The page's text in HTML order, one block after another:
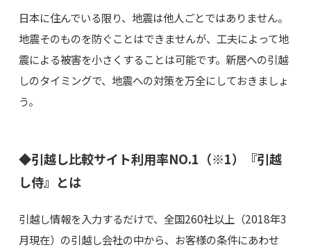
日本に住んでいる限り、地震は他人ごとではありません。
地震そのものを防ぐことはできませんが、工夫によって地
震による被害を小さくすることは可能です。新居への引越
しのタイミングで、地震への対策を万全にしておきましょ
う。
◆引越し比較サイト利用率NO.1（※1）『引越
し侍』とは
引越し情報を入力するだけで、全国260社以上（2018年3
月現在）の引越し会社の中から、お客様の条件にあわせ